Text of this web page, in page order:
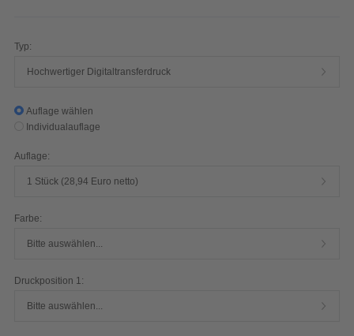
Typ:
Hochwertiger Digitaltransferdruck
Auflage wählen
Individualauflage
Auflage:
1 Stück (28,94 Euro netto)
Farbe:
Bitte auswählen...
Druckposition 1:
Bitte auswählen...